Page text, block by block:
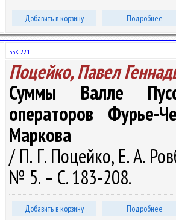
Добавить в корзину Подробнее
ББК 22.1
Поцейко, Павел
Суммы Валле
операторов Фурье-
Маркова
/ П. Г. Поцейко, Е. А.
№ 5. – С. 183-208.
Добавить в корзину Подробнее